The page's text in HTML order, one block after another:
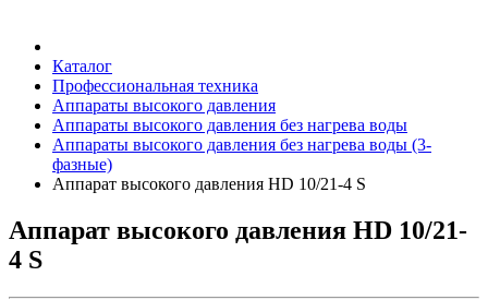
Каталог
Профессиональная техника
Аппараты высокого давления
Аппараты высокого давления без нагрева воды
Аппараты высокого давления без нагрева воды (3-
фазные)
Аппарат высокого давления HD 10/21-4 S
Аппарат высокого давления HD 10/21-
4 S